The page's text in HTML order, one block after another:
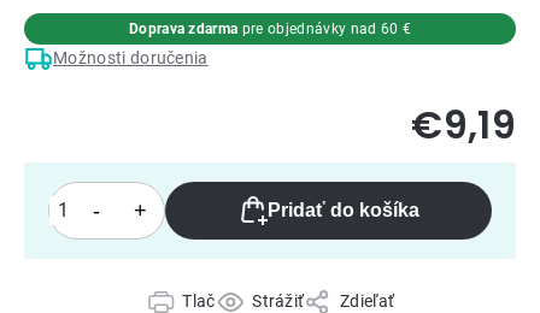
Pridať do košíka
Tlač Strážiť Zdieľať
Možnosti doručenia
Doprava zdarma pre objednávky nad 60 €
€9,19